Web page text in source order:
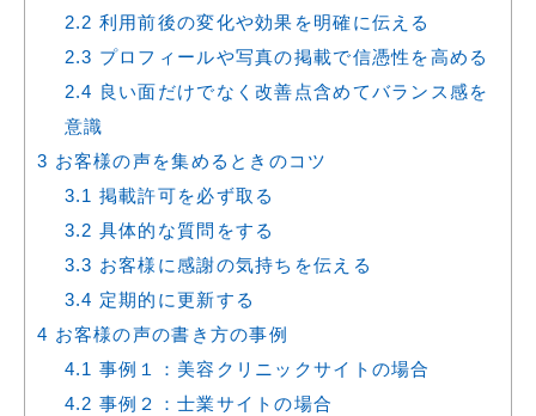
2.2 利用前後の変化や効果を明確に伝える
2.3 プロフィールや写真の掲載で信憑性を高める
2.4 良い面だけでなく改善点含めてバランス感を
意識
3 お客様の声を集めるときのコツ
3.1 掲載許可を必ず取る
3.2 具体的な質問をする
3.3 お客様に感謝の気持ちを伝える
3.4 定期的に更新する
4 お客様の声の書き方の事例
4.1 事例１：美容クリニックサイトの場合
4.2 事例２：士業サイトの場合